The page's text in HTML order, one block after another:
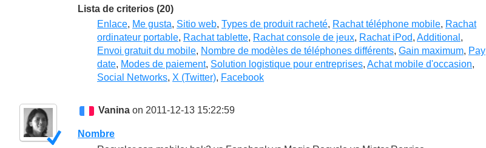
Lista de criterios (20)
Enlace, Me gusta, Sitio web, Types de produit racheté, Rachat téléphone mobile, Rachat
ordinateur portable, Rachat tablette, Rachat console de jeux, Rachat iPod, Additional ,
Envoi gratuit du mobile, Nombre de modèles de téléphones différents, Gain maximum, Pay
date, Modes de paiement, Solution logistique pour entreprises, Achat mobile d'occasion,
Social Networks, X (Twitter), Facebook
Vanina on 2011-12-13 15:22:59
Nombre